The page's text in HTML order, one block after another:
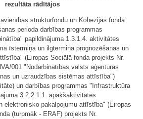
rezultāta rādītājos
struktūrfondu un Kohēzijas fonda
perioda darbības programmas
papildinājuma 1.3.1.4. aktivitātes
īstermiņa un ilgtermiņa prognozēšanas un
(Eiropas Sociālā fonda projekts Nr.
001 "Nodarbinātības valsts aģentūras
un uzraudzības sistēmas attīstība")
un darbības programmas "Infrastruktūra
3.2.2.1.1. apakšaktivitātes
elektronisko pakalpojumu attīstība" (Eiropas
(turpmāk - ERAF) projekts Nr.